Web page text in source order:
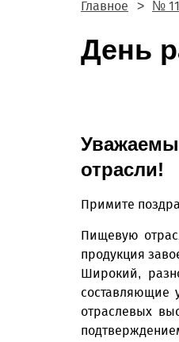
Главное №
День
отрасли!
Примите
Пищевую
продукция
Широкий,
составляющие
отраслевых